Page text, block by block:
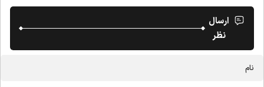
ارسال
نظر